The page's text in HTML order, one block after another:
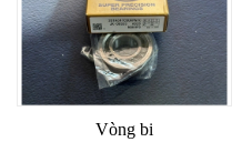
Vòng bi